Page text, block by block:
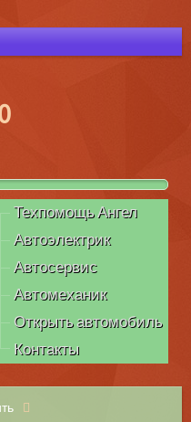
Техпомощь Ангел
Автоэлектрик
Автосервис
Автомеханик
Открыть автомобиль
Контакты